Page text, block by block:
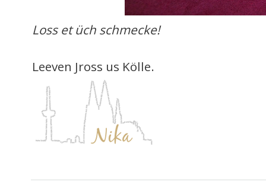
Loss et üch schmecke!
Leeven Jross us Kölle.